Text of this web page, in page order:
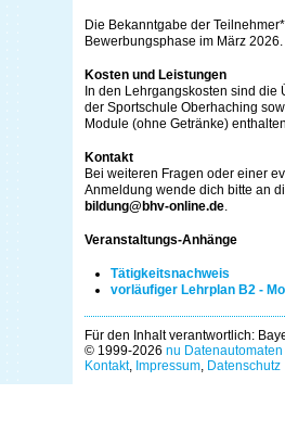
Die Bekanntgabe der
Bewerbungsphase im März 2026.
Kosten und Leistungen
In den Lehrgangskosten sind
der Sportschule Oberhaching
Module (ohne Getränke)
Kontakt
Bei weiteren Fragen oder einer
Anmeldung wende dich bitte an
bildung@bhv-online.de.
Veranstaltungs-Anhänge
Tätigkeitsnachweis
vorläufiger Lehrplan B2 -
Für den Inhalt verantwortlich:
© 1999-2026 nu
Kontakt, Impressum, Datenschutz